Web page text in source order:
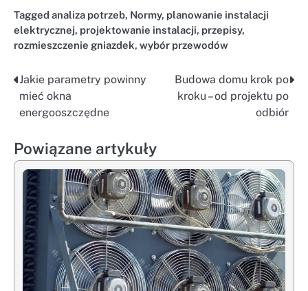
Tagged analiza potrzeb, Normy, planowanie instalacji
elektrycznej, projektowanie instalacji, przepisy,
rozmieszczenie gniazdek, wybór przewodów
Nawigacja
wpisu
Jakie parametry powinny
mieć okna
energooszczędne
Budowa domu krok po
kroku – od projektu po
odbiór
Powiązane artykuły